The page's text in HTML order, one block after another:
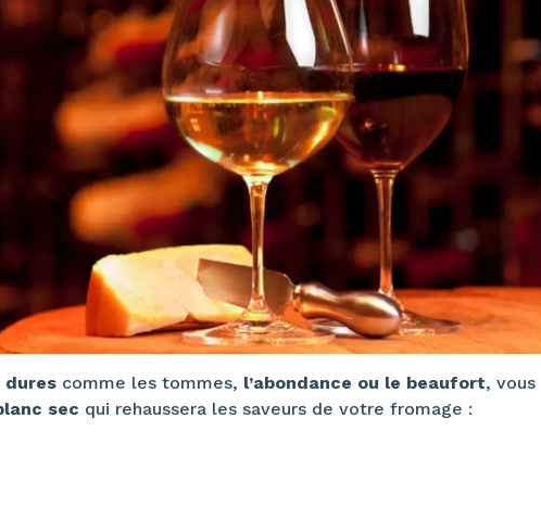
dures comme les tommes, l’abondance ou le beaufort, vous
sec qui rehaussera les saveurs de votre fromage :